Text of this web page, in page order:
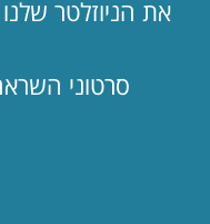
לקריאת המאמר »
החופש כאן. בעלי שם.
את הניוזלטר
סרטוני